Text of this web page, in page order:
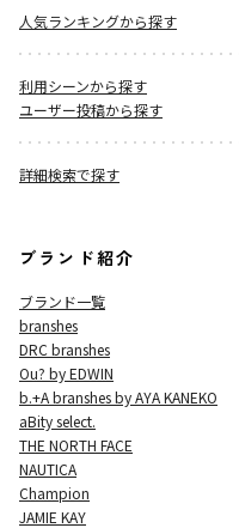
人気ランキングから探す
利用シーンから探す
ユーザー投稿から探す
詳細検索で探す
ブランド紹介
ブランド一覧
branshes
DRC branshes
Ou? by EDWIN
b.+A branshes by AYA KANEKO
aBity select.
THE NORTH FACE
NAUTICA
Champion
JAMIE KAY